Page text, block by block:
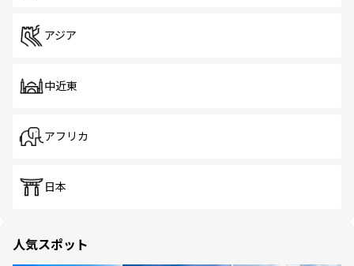
アジア
中近東
アフリカ
日本
人気スポット